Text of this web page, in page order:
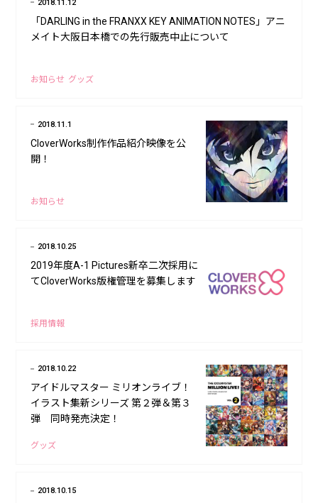
2018.11.12
「DARLING in the FRANXX KEY ANIMATION NOTES」アニ
メイト大阪日本橋での先行販売中止について
お知らせ グッズ
2018.11.1
CloverWorks制作作品紹介映像を公
開！
お知らせ
2018.10.25
2019年度A-1 Pictures新卒二次採用に
てCloverWorks版権管理を募集します
採用情報
2018.10.22
アイドルマスター ミリオンライブ！
イラスト集新シリーズ 第２弾＆第３
弾 同時発売決定！
グッズ
2018.10.15